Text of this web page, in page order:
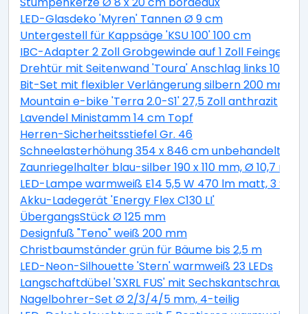
LED-Glasdeko 'Myren' Tannen Ø 9 cm
Untergestell für Kappsäge 'KSU 100' 100 cm
IBC-Adapter 2 Zoll Grobgewinde auf 1 Zoll
Drehtür mit Seitenwand 'Toura' Anschlag links 100 x
Bit-Set mit flexibler Verlängerung silbern 200 mm 11-
Mountain e-bike 'Terra 2.0-S1' 27,5 Zoll anthrazit
Lavendel Ministamm 14 cm Topf
Herren-Sicherheitsstiefel Gr. 46
Schneelasterhöhung 354 x 846 cm unbehandelt 6
Zaunriegelhalter blau-silber 190 x 110 mm, Ø 10,7 mm
LED-Lampe warmweiß E14 5,5 W 470 lm matt, 3
Akku-Ladegerät 'Energy Flex C130 LI'
ÜbergangsStück Ø 125 mm
Designfuß "Teno" weiß 200 mm
Christbaumständer grün für Bäume bis 2,5 m
LED-Neon-Silhouette 'Stern' warmweiß 23 LEDs
Langschaftdübel 'SXRL FUS' mit Sechskantschraube,
Nagelbohrer-Set Ø 2/3/4/5 mm, 4-teilig